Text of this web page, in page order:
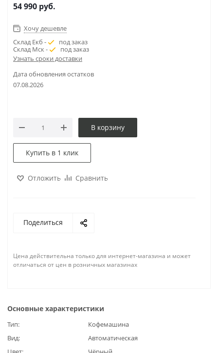
54 990 руб.
Хочу дешевле
Склад Екб -
под заказ
Склад Мск -
под заказ
Узнать сроки доставки
Дата обновления остатков
07.08.2026
В корзину
Купить в 1 клик
Отложить Сравнить
Поделиться
Цена действительна только для интернет-магазина и может
отличаться от цен в розничных магазинах
Основные характеристики
Тип
Кофемашина
Вид
Автоматическая